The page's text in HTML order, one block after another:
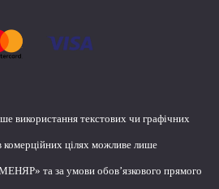
використання текстових чи графічних
комерційних цілях можливе лише
та за умови обов’язкового прямого